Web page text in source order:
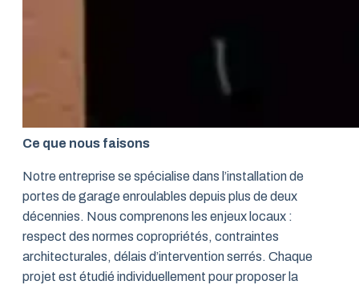
Ce que nous faisons
Notre entreprise se spécialise dans l’installation de
portes de garage enroulables depuis plus de deux
décennies. Nous comprenons les enjeux locaux :
respect des normes copropriétés, contraintes
architecturales, délais d’intervention serrés. Chaque
projet est étudié individuellement pour proposer la